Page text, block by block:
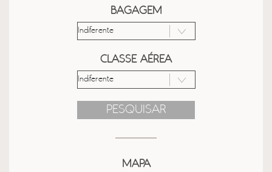
BAGAGEM
CLASSE AÉREA
PESQUISAR
MAPA